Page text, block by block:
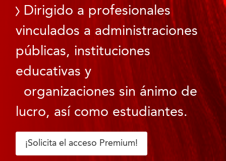
Dirigido a profesionales
vinculados a administraciones
públicas, instituciones
educativas y
organizaciones sin ánimo de
lucro, así como estudiantes.
¡Solicita el acceso Premium!